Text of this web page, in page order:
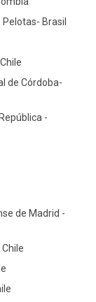
Brasil
de Córdoba-
-
de Madrid -